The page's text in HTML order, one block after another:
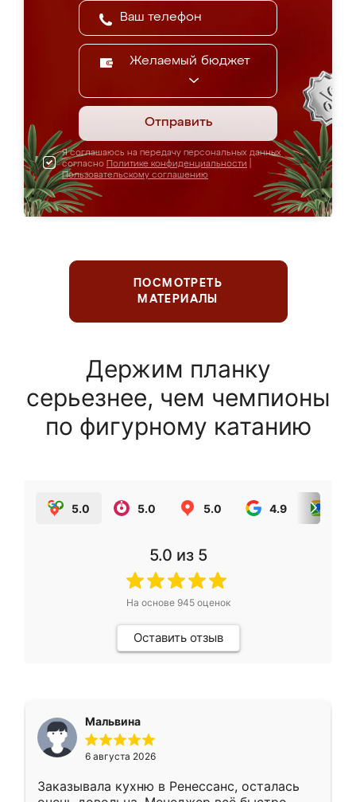
Желаемый бюджет
Отправить
Я соглашаюсь на передачу персональных данных
согласно Политике конфиденциальности
Пользовательскому соглашению
ПОСМОТРЕТЬ
МАТЕРИАЛЫ
Держим планку
серьезнее, чем чемпионы
по фигурному катанию
5.0 5.0 5.0 4.9
5.0 из 5
На основе 945оценок
Оставить отзыв
Мальвина
6 августа 2026
Заказывала кухню в Ренессанс, осталась